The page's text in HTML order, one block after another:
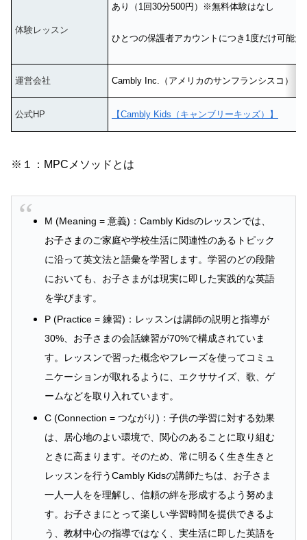
体験レッスン
あり（1回30分500円）※無料体験はなし
ひとつの保護者アカウントにつき1度だけ可能
運営会社 Cambly Inc.（アメリカのサンフランシスコ）
公式HP 【Cambly Kids（キャンブリーキッズ）】
※１：MPCメソッドとは
M (Meaning = 意義)：Cambly Kidsのレッスンでは、
お子さまのご家庭や学校生活に関連性のあるトピック
に沿って英文法と語彙を学習します。学習のどの段階
においても、お子さまがは現実に即した実践的な英語
を学びます。
P (Practice = 練習)：レッスンは講師の説明と指導が
30%、お子さまの会話練習が70%で構成されていま
す。レッスンで習った概念やフレーズを使ってコミュ
ニケーションが取れるように、エクササイズ、歌、ゲ
ームなどを取り入れています。
C (Connection = つながり)：子供の学習に対する効果
は、居心地のよい環境で、関心のあることに取り組む
ときに高まります。そのため、常に明るく生き生きと
レッスンを行うCambly Kidsの講師たちは、お子さま
一人一人をを理解し、信頼の絆を形成するよう努めま
す。お子さまにとって楽しい学習時間を提供できるよ
う、教材中心の指導ではなく、実生活に即した英語を